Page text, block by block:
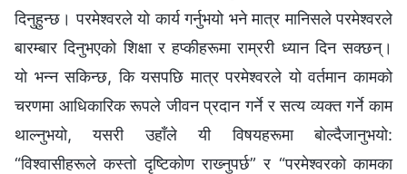
दिनुहुन्छ। परमेश्‍वरले यो कार्य गर्नुभयो भने मात्र मानिसले परमेश्‍वरले
बारम्बार दिनुभएको शिक्षा र हप्कीहरूमा राम्ररी ध्यान दिन सक्छन्।
यो भन्न सकिन्छ, कि यसपछि मात्र परमेश्‍वरले यो वर्तमान कामको
चरणमा आधिकारिक रूपले जीवन प्रदान गर्ने र सत्य व्यक्त गर्ने काम
थाल्नुभयो, यसरी उहाँले यी विषयहरूमा बोल्दैजानुभयो:
“विश्‍वासीहरूले कस्तो दृष्टिकोण राख्‍नुपर्छ” र “परमेश्‍वरको कामका